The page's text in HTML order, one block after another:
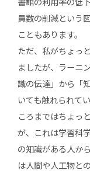
員数の削減という
こともあります。
ただ、私がちょっ
ましたが、ラーニ
識の伝達」から「
いても触れられて
ころまではちょっ
が、これは学習科
の知識がある人か
は人間や人工物と